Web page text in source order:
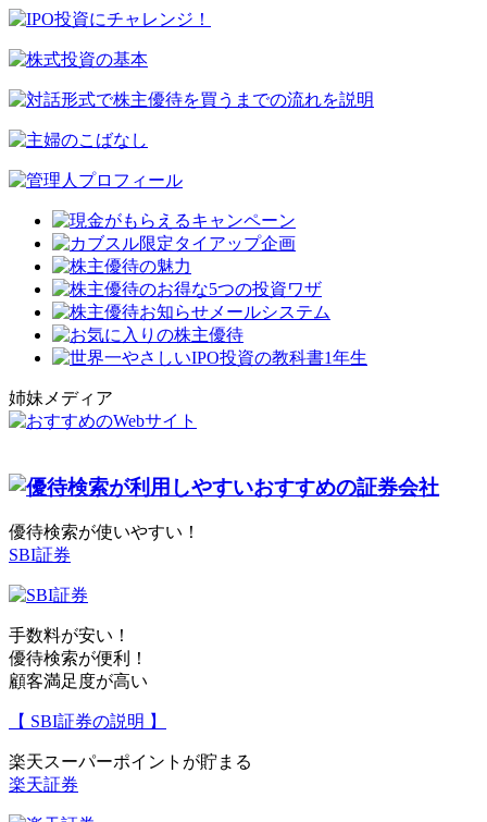
姉妹メディア
優待検索が使いやすい！
SBI証券
手数料が安い！
優待検索が便利！
顧客満足度が高い
【 SBI証券の説明 】
楽天スーパーポイントが貯まる
楽天証券